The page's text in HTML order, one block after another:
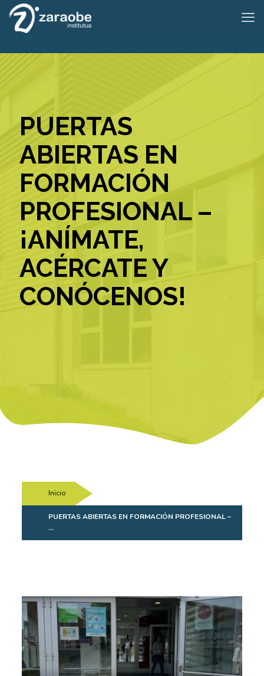
PUERTAS
ABIERTAS EN
FORMACIÓN
PROFESIONAL –
¡ANÍMATE,
ACÉRCATE Y
CONÓCENOS!
Inicio
PUERTAS ABIERTAS EN FORMACIÓN PROFESIONAL –
…